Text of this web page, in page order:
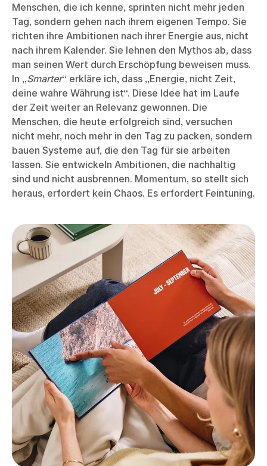
Menschen, die ich kenne, sprinten nicht mehr jeden
Tag, sondern gehen nach ihrem eigenen Tempo. Sie
richten ihre Ambitionen nach ihrer Energie aus, nicht
nach ihrem Kalender. Sie lehnen den Mythos ab, dass
man seinen Wert durch Erschöpfung beweisen muss.
In „Smarter“ erkläre ich, dass „Energie, nicht Zeit,
deine wahre Währung ist“. Diese Idee hat im Laufe
der Zeit weiter an Relevanz gewonnen. Die
Menschen, die heute erfolgreich sind, versuchen
nicht mehr, noch mehr in den Tag zu packen, sondern
bauen Systeme auf, die den Tag für sie arbeiten
lassen. Sie entwickeln Ambitionen, die nachhaltig
sind und nicht ausbrennen. Momentum, so stellt sich
heraus, erfordert kein Chaos. Es erfordert Feintuning.